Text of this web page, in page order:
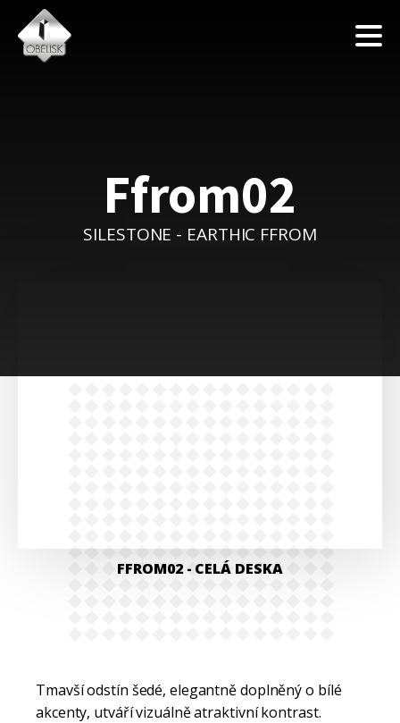
Ffrom02
SILESTONE - EARTHIC FFROM
FFROM02- CELÁ DESKA
Tmavší odstín šedé, elegantně doplněný o bílé
akcenty, utváří vizuálně atraktivní kontrast.